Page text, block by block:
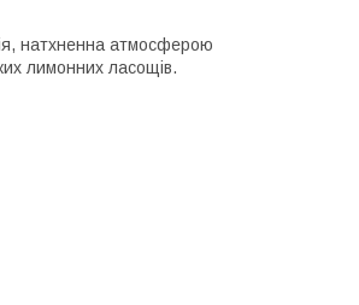
натхненна атмосферою
лимонних ласощів.